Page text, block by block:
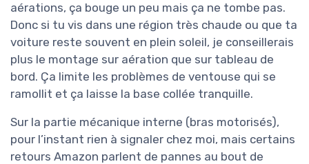
aérations, ça bouge un peu mais ça ne tombe pas.
Donc si tu vis dans une région très chaude ou que ta
voiture reste souvent en plein soleil, je conseillerais
plus le montage sur aération que sur tableau de
bord. Ça limite les problèmes de ventouse qui se
ramollit et ça laisse la base collée tranquille.
Sur la partie mécanique interne (bras motorisés),
pour l’instant rien à signaler chez moi, mais certains
retours Amazon parlent de pannes au bout de